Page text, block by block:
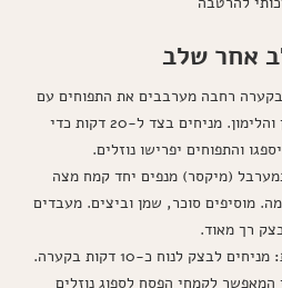
אחר שלב
בקערה רחבה מערבבים את התפוחים עם
הסוכר, הקינמון והלימון. מניחים בצד ל-20 דקות כדי
והתפוחים יפרישו נוזלים.
(מיקסר) מנפים יחד קמח מצה
מוסיפים סוכר, שמן וביצים. מעבדים
רך מאוד.
מניחים לבצק לנוח כ-10 דקות בקערה.
המאפשר לקמחי הפסח לספוג נוזלים